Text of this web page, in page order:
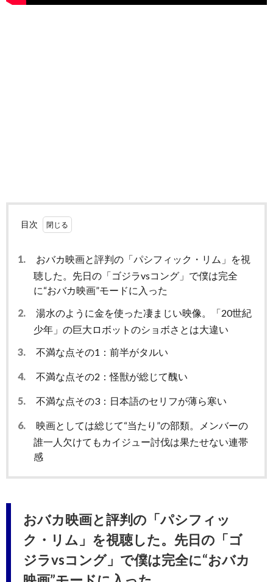
目次
1.
おバカ映画と評判の「パシフィック・リム」を視
聴した。先日の「ゴジラvsコング」で僕は完全
に“おバカ映画”モードに入った
2.
湯水のように金を使った凄まじい映像。「20世紀
少年」の巨大ロボットのショボさとは大違い
3.
不満な点その1：前半がタルい
4. 不満な点その2：怪獣が総じて醜い
5. 不満な点その3：日本語のセリフが薄ら寒い
6.
映画としては総じて“当たり”の部類。メンバーの
誰一人欠けてもカイジュー討伐は果たせない連帯
感
おバカ映画と評判の「パシフィッ
ク・リム」を視聴した。先日の「ゴ
ジラvsコング」で僕は完全に“おバカ